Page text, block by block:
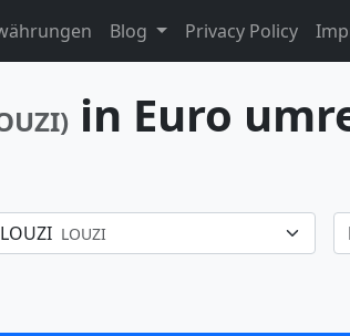
Blog Privacy Policy
in Euro
LOUZI LOUZI